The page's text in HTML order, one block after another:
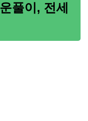
풀이, 전세